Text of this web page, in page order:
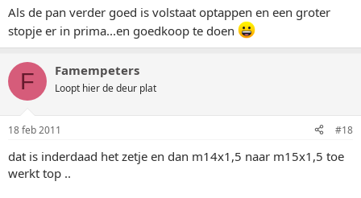
Als de pan verder goed is volstaat optappen en een groter
stopje er in prima...en goedkoop te doen
F Famempeters
Loopt hier de deur plat
18 feb 2011 #18
dat is inderdaad het zetje en dan m14x1,5 naar m15x1,5 toe
werkt top ..